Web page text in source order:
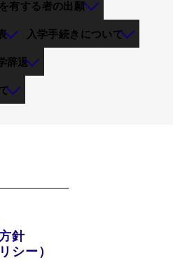
有する者の出願
入学手続きについて
辞退
針
シー）